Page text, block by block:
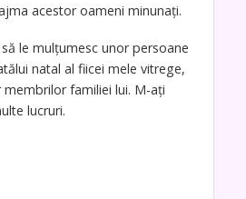
acestor oameni minunați.
le mulțumesc unor persoane
natal al fiicei mele vitrege,
familiei lui. M-ați
lucruri.